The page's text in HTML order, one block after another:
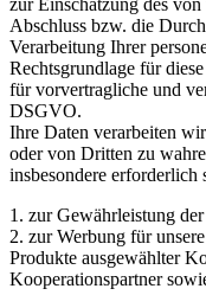
zur Einschätzung des
Abschluss bzw. die
Verarbeitung Ihrer
Rechtsgrundlage für
für vorvertragliche und
DSGVO.
Ihre Daten verarbeiten
oder von Dritten zu
insbesondere erforderlich
1. zur Gewährleistung
2. zur Werbung für
Produkte ausgewählter
Kooperationspartner